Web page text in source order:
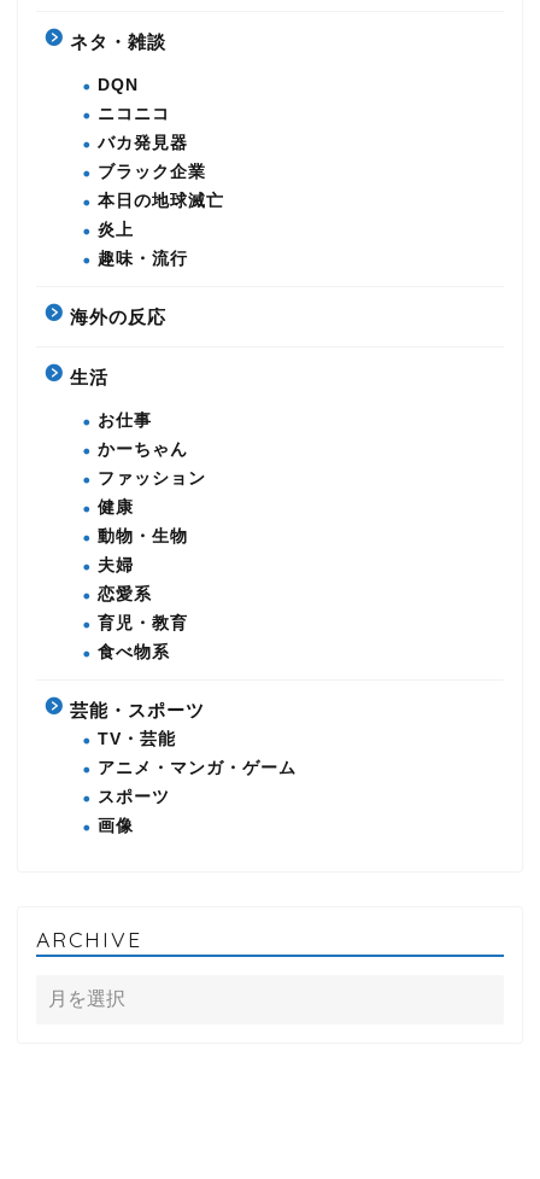
ネタ・雑談
DQN
ニコニコ
バカ発見器
ブラック企業
本日の地球滅亡
炎上
趣味・流行
海外の反応
生活
お仕事
かーちゃん
ファッション
健康
動物・生物
夫婦
恋愛系
育児・教育
食べ物系
芸能・スポーツ
TV・芸能
アニメ・マンガ・ゲーム
スポーツ
画像
ARCHIVE